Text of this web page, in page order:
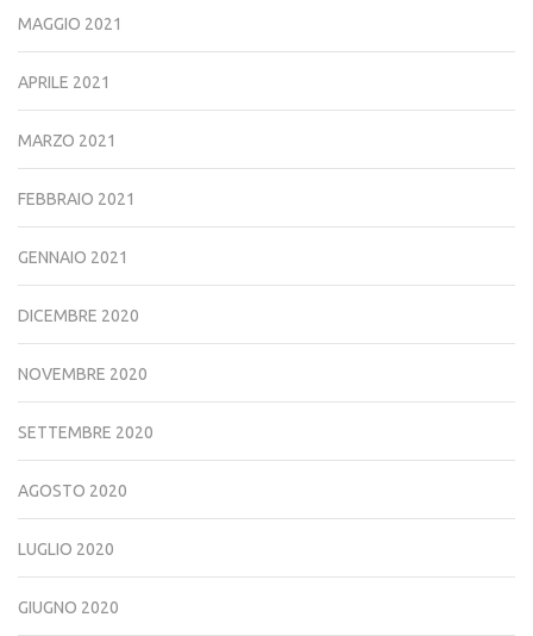
MAGGIO 2021
APRILE 2021
MARZO 2021
FEBBRAIO 2021
GENNAIO 2021
DICEMBRE 2020
NOVEMBRE 2020
SETTEMBRE 2020
AGOSTO 2020
LUGLIO 2020
GIUGNO 2020